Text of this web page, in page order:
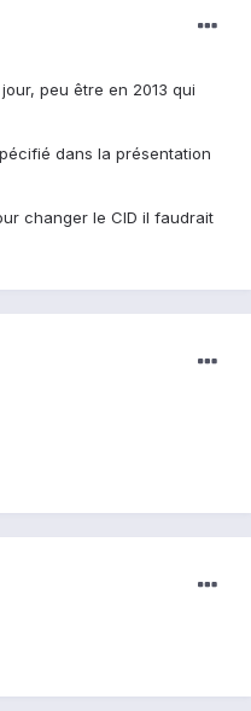
peu être en 2013 qui
dans la présentation
changer le CID il faudrait